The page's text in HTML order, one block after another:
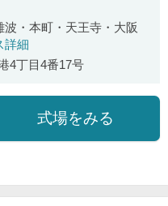
・本町・天王寺・大阪
詳細
4丁目4番17号
式場をみる